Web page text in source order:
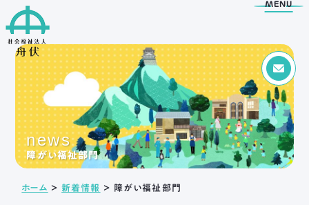
Menu トップページ
舟伏の取り組み
生活訓練はばたき
支援センター
舟伏について
ご挨拶
MENU
news
障がい福祉部門
ホーム ＞新着情報 ＞ 障がい福祉部門